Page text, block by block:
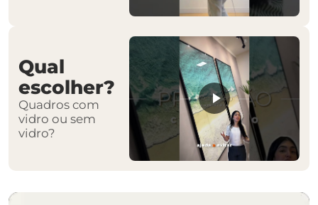
Qual
escolher?
Quadros com
vidro ou sem
vidro?